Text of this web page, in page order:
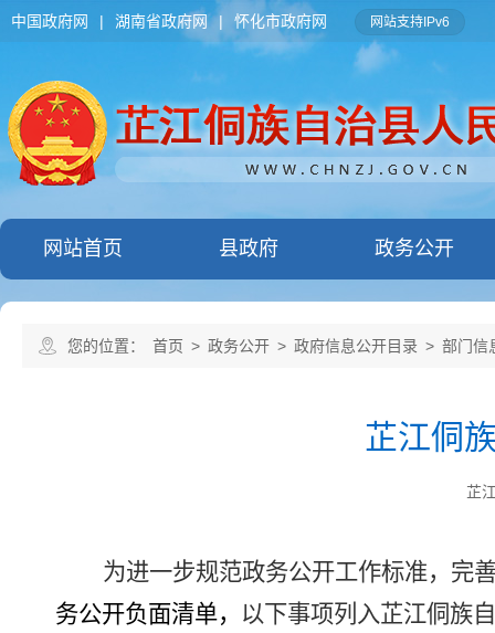
中国政府网 | 湖南省政府网 | 怀化市政府网 网站支持IPv6
网站首页 县政府 政务公开
您的位置： 首页 > 政务公开 > 政府信息公开目录 > 部门信
芷江侗
芷
为进一步规范政务公开工作标准，完
务公开负面清单， 以下事项列入芷江侗族